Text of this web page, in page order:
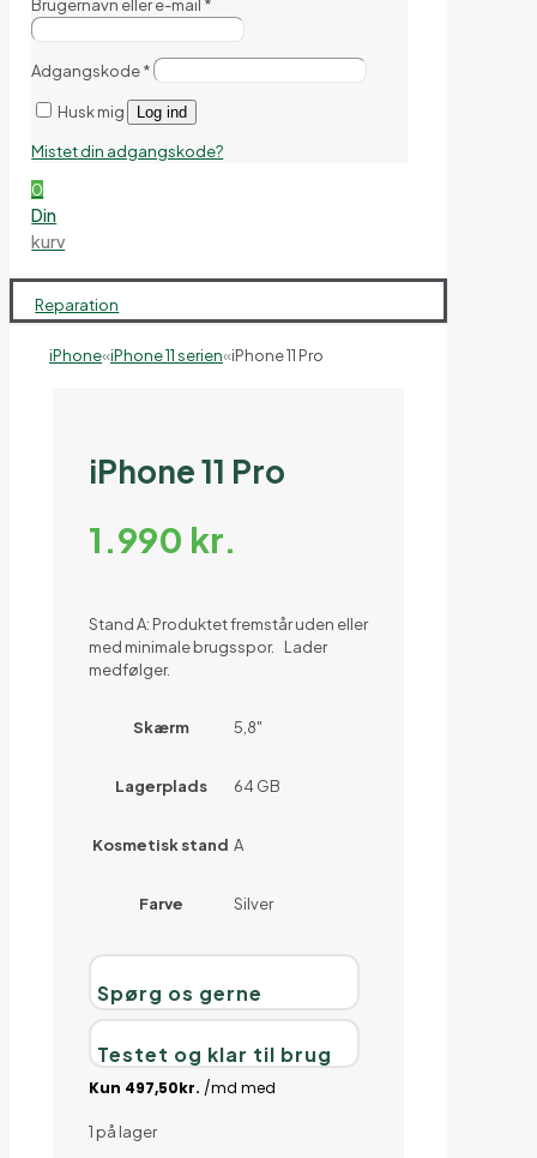
Brugernavn eller e-mail *
Adgangskode*
Husk mig Log ind
Mistet din adgangskode?
0
Din
kurv
Reparation
iPhone«iPhone 11 serien«iPhone 11 Pro
iPhone 11 Pro
1.990 kr.
Stand A: Produktet fremstår uden eller
med minimale brugsspor. Lader
medfølger.
Skærm 5,8"
Lagerplads 64 GB
Kosmetisk stand A
Farve Silver
Spørg os gerne
Testet og klar til brug
1 på lager